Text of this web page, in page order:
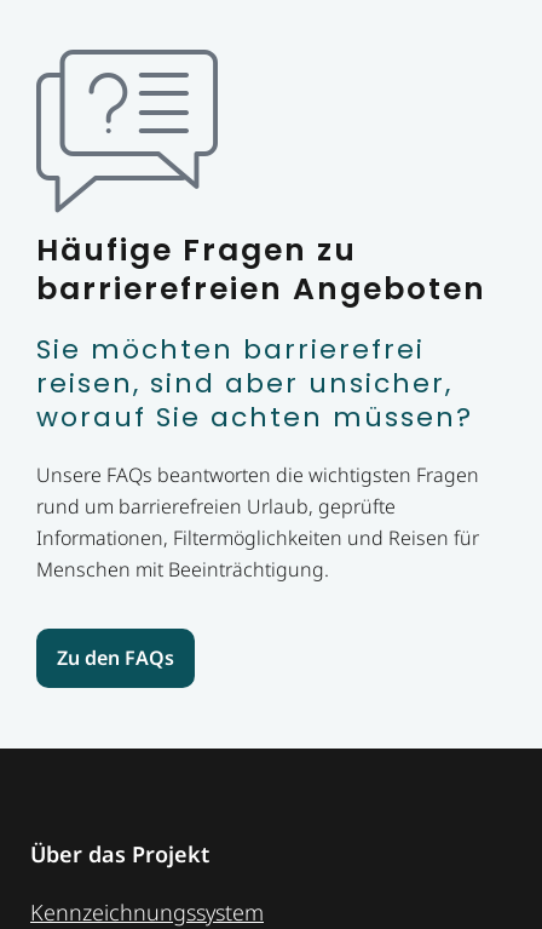
Häufige Fragen zu
barrierefreien Angeboten
Sie möchten barrierefrei
reisen, sind aber unsicher,
worauf Sie achten müssen?
Unsere FAQs beantworten die wichtigsten Fragen
rund um barrierefreien Urlaub, geprüfte
Informationen, Filtermöglichkeiten und Reisen für
Menschen mit Beeinträchtigung.
Zu den FAQs
Über das Projekt
Kennzeichnungssystem